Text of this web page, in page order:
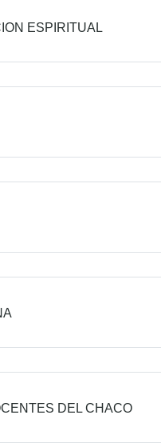
ESPIRITUAL
DEL CHACO